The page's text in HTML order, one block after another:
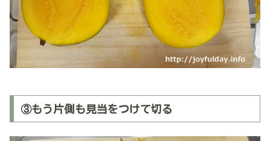
③もう片側も見当をつけて切る